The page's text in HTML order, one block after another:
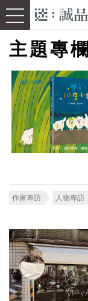
主題專欄
作家專訪 人物專訪